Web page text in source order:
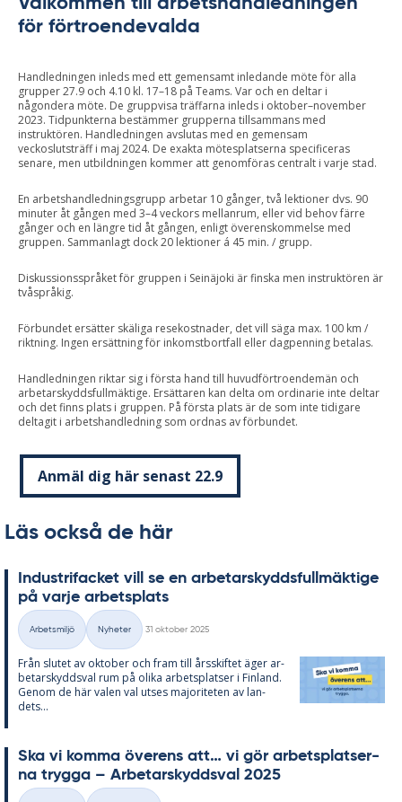
för förtroendevalda
Handledningen inleds med ett gemensamt inledande möte för alla
grupper 27.9 och 4.10 kl. 17–18 på Teams. Var och en deltar i
någondera möte. De gruppvisa träffarna inleds i oktober–november
2023. Tidpunkterna bestämmer grupperna tillsammans med
instruktören. Handledningen avslutas med en gemensam
veckoslutsträff i maj 2024. De exakta mötesplatserna specificeras
senare, men utbildningen kommer att genomföras centralt i varje stad.
En arbetshandledningsgrupp arbetar 10 gånger, två lektioner dvs. 90
minuter åt gången med 3–4 veckors mellanrum, eller vid behov färre
gånger och en längre tid åt gången, enligt överenskommelse med
gruppen. Sammanlagt dock 20 lektioner á 45 min. / grupp.
Diskussionsspråket för gruppen i Seinäjoki är finska men instruktören är
tvåspråkig.
Förbundet ersätter skäliga resekostnader, det vill säga max. 100 km /
riktning. Ingen ersättning för inkomstbortfall eller dagpenning betalas.
Handledningen riktar sig i första hand till huvudförtroendemän och
arbetarskyddsfullmäktige. Ersättaren kan delta om ordinarie inte deltar
och det finns plats i gruppen. På första plats är de som inte tidigare
deltagit i arbetshandledning som ordnas av förbundet.
Anmäl dig här senast 22.9
Läs också de här
In­du­stri­fac­ket vill se en ar­be­tar­skydds­full­mäk­ti­ge
på varje ar­bets­pla­ts
Kategorier
Arbetsmiljö Nyheter
31 oktober 2025
Från slu­tet av ok­to­ber och fram till års­skif­tet äger ar­
be­tar­skydds­val rum på oli­ka ar­bets­plat­ser i Fin­land.
Ge­nom de här va­len val ut­ses ma­jo­ri­te­ten av lan­
dets...
Ska vi kom­ma över­ens att… vi gör ar­bets­plat­ser­
na trygga – Ar­be­tar­skydds­val 2025